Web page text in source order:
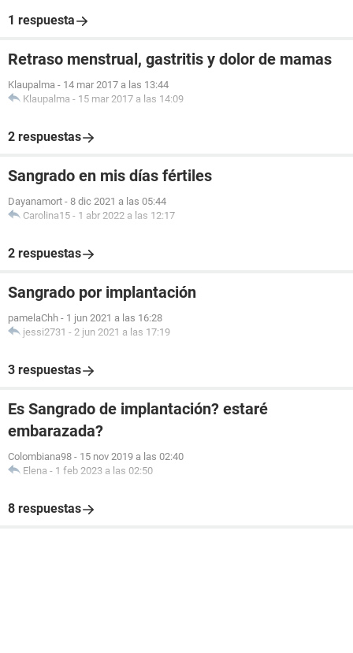
1 respuesta
Retraso menstrual, gastritis y dolor de mamas
Klaupalma - 14 mar 2017 a las 13:44
Klaupalma - 15 mar 2017 a las 14:09
2 respuestas
Sangrado en mis días fértiles
Dayanamort - 8 dic 2021 a las 05:44
Carolina15 - 1 abr 2022 a las 12:17
2 respuestas
Sangrado por implantación
pamelaChh - 1 jun 2021 a las 16:28
jessi2731 - 2 jun 2021 a las 17:19
3 respuestas
Es Sangrado de implantación? estaré
embarazada?
Colombiana98 - 15 nov 2019 a las 02:40
Elena - 1 feb 2023 a las 02:50
8 respuestas